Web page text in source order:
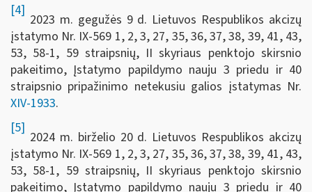
[4]
2023 m. gegužės 9 d. Lietuvos Respublikos akcizų
įstatymo Nr. IX-569 1, 2, 3, 27, 35, 36, 37, 38, 39, 41, 43,
53, 58-1, 59 straipsnių, II skyriaus penktojo skirsnio
pakeitimo, Įstatymo papildymo nauju 3 priedu ir 40
straipsnio pripažinimo netekusiu galios įstatymas Nr.
XIV-1933.
[5]
2024 m. birželio 20 d. Lietuvos Respublikos akcizų
įstatymo Nr. IX-569 1, 2, 3, 27, 35, 36, 37, 38, 39, 41, 43,
53, 58-1, 59 straipsnių, II skyriaus penktojo skirsnio
pakeitimo, Įstatymo papildymo nauju 3 priedu ir 40